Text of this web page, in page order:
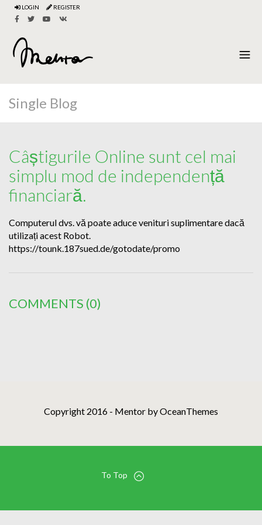
LOGIN REGISTER
Single Blog
Câștigurile Online sunt cel mai
simplu mod de independență
financiară.
Computerul dvs. vă poate aduce venituri suplimentare dacă
utilizați acest Robot.
https://tounk.187sued.de/gotodate/promo
COMMENTS (0)
Copyright 2016 - Mentor by OceanThemes
To Top